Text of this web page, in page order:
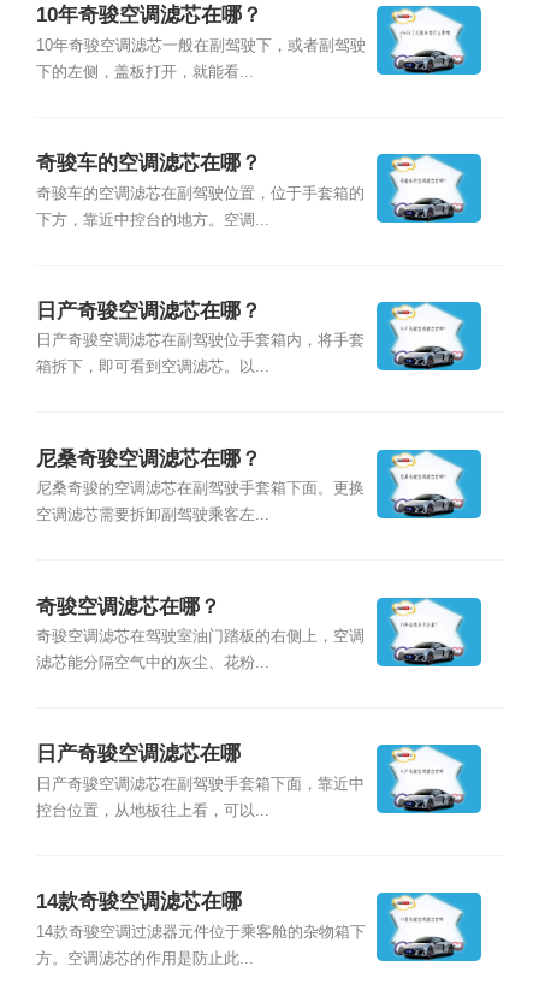
10年奇骏空调滤芯在哪？
10年奇骏空调滤芯一般在副驾驶下，或者副驾驶
下的左侧，盖板打开，就能看...
奇骏车的空调滤芯在哪？
奇骏车的空调滤芯在副驾驶位置，位于手套箱的
下方，靠近中控台的地方。空调...
日产奇骏空调滤芯在哪？
日产奇骏空调滤芯在副驾驶位手套箱内，将手套
箱拆下，即可看到空调滤芯。以...
尼桑奇骏空调滤芯在哪？
尼桑奇骏的空调滤芯在副驾驶手套箱下面。更换
空调滤芯需要拆卸副驾驶乘客左...
奇骏空调滤芯在哪？
奇骏空调滤芯在驾驶室油门踏板的右侧上，空调
滤芯能分隔空气中的灰尘、花粉...
日产奇骏空调滤芯在哪
日产奇骏空调滤芯在副驾驶手套箱下面，靠近中
控台位置，从地板往上看，可以...
14款奇骏空调滤芯在哪
14款奇骏空调过滤器元件位于乘客舱的杂物箱下
方。空调滤芯的作用是防止此...